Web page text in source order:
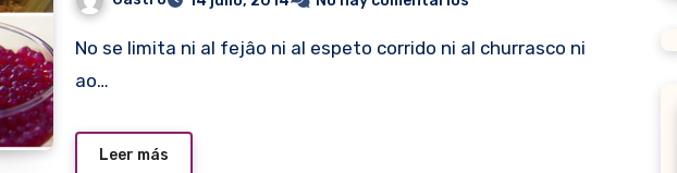
No se limita ni al fejâo ni al espeto corrido ni al churrasco ni
ao…
Leer más